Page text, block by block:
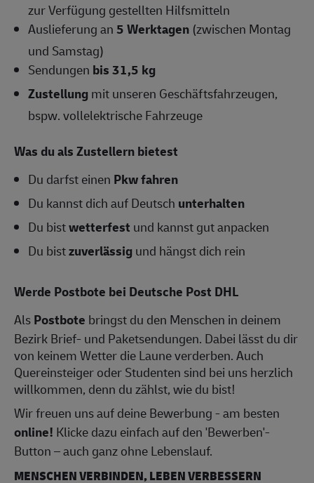
zur Verfügung gestellten Hilfsmitteln
Auslieferung an5 Werktagen (zwischen Montag
und Samstag)
Sendungen bis 31,5 kg
Zustellungmit unseren Geschäftsfahrzeugen,
bspw. vollelektrische Fahrzeuge
Was du als Zustellern bietest
Du darfst einen Pkw fahren
Du kannst dich auf Deutsch unterhalten
Du bistwetterfest und kannst gut anpacken
Du bistzuverlässigund hängst dich rein
Werde Postbote bei Deutsche Post DHL
AlsPostbote bringst du den Menschen in deinem
Bezirk Brief- und Paketsendungen. Dabei lässt du dir
von keinem Wetter die Laune verderben. Auch
Quereinsteiger oder Studenten sind bei uns herzlich
willkommen, denn du zählst, wie du bist!
Wir freuen uns auf deine Bewerbung - am besten
online! Klicke dazu einfach auf den 'Bewerben'-
Button – auch ganz ohne Lebenslauf.
MENSCHEN VERBINDEN, LEBEN VERBESSERN